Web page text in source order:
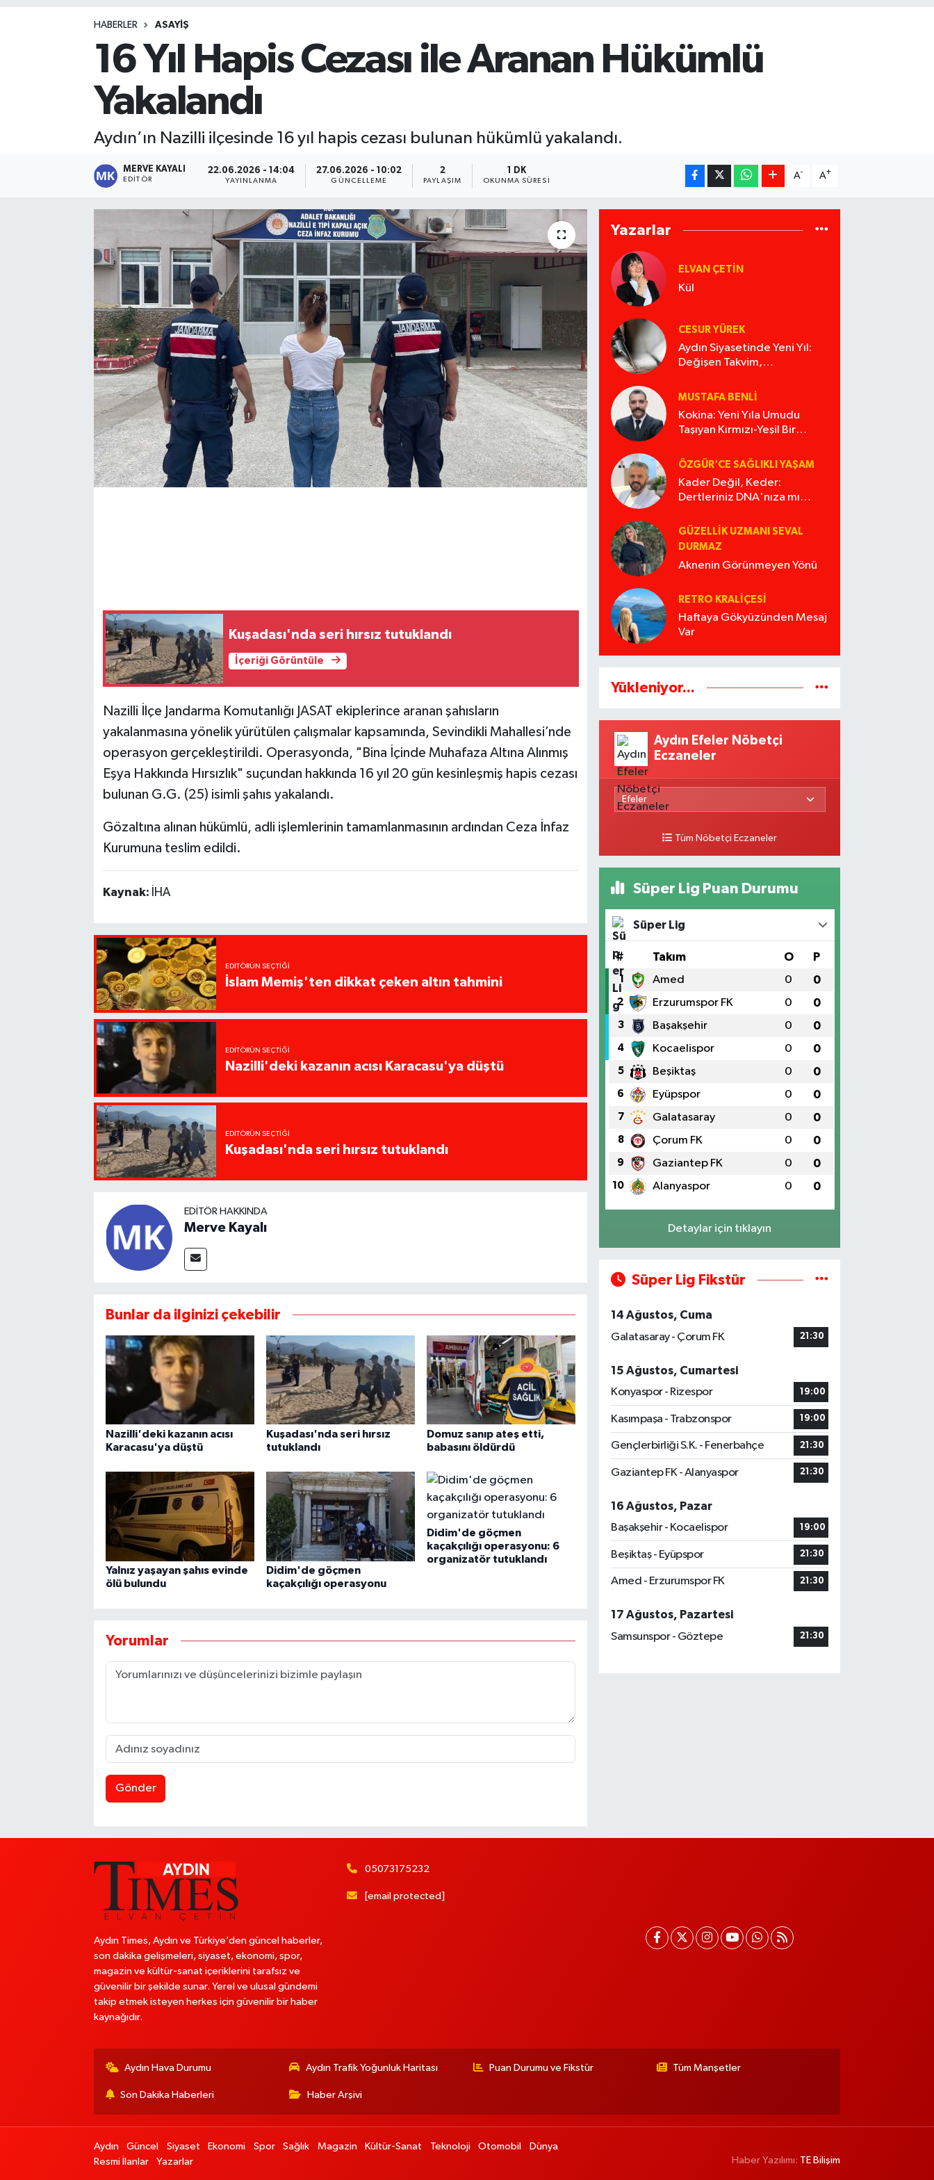
HABERLER ASAYIŞ
16 Yıl Hapis Cezası ile Aranan Hükümlü
Yakalandı
Aydın’ın Nazilli ilçesinde 16 yıl hapis cezası bulunan hükümlü yakalandı.
MERVE KAYALI
EDITÖR
22.06.2026 - 14:04
YAYINLANMA
27.06.2026 - 10:02
GÜNCELLEME
2
PAYLAŞIM
1 DK
OKUNMA SÜRESI
A- A+
Kuşadası'nda seri hırsız tutuklandı
İçeriği Görüntüle
Nazilli İlçe Jandarma Komutanlığı JASAT ekiplerince aranan şahısların
yakalanmasına yönelik yürütülen çalışmalar kapsamında, Sevindikli Mahallesi’nde
operasyon gerçekleştirildi. Operasyonda, "Bina İçinde Muhafaza Altına Alınmış
Eşya Hakkında Hırsızlık" suçundan hakkında 16 yıl 20 gün kesinleşmiş hapis cezası
bulunan G.G. (25) isimli şahıs yakalandı.
Gözaltına alınan hükümlü, adli işlemlerinin tamamlanmasının ardından Ceza İnfaz
Kurumuna teslim edildi.
Kaynak: İHA
EDITÖRÜN SEÇTIĞI
İslam Memiş'ten dikkat çeken altın tahmini
EDITÖRÜN SEÇTIĞI
Nazilli'deki kazanın acısı Karacasu'ya düştü
EDITÖRÜN SEÇTIĞI
Kuşadası'nda seri hırsız tutuklandı
EDITÖR HAKKINDA
Merve Kayalı
Bunlar da ilginizi çekebilir
Nazilli'deki kazanın acısı
Karacasu'ya düştü
Kuşadası'nda seri hırsız
tutuklandı
Domuz sanıp ateş etti,
babasını öldürdü
Yalnız yaşayan şahıs evinde
ölü bulundu
Didim'de göçmen
kaçakçılığı operasyonu
Didim'de göçmen
kaçakçılığı operasyonu: 6
organizatör tutuklandı
Yorumlar
Gönder
Yazarlar
ELVAN ÇETIN
Kül
CESUR YÜREK
Aydın Siyasetinde Yeni Yıl:
Değişen Takvim,
MUSTAFA BENLI
Kokina: Yeni Yıla Umudu
Taşıyan Kırmızı-Yeşil Bir
ÖZGÜR'CE SAĞLIKLI YAŞAM
Kader Değil, Keder:
Dertleriniz DNA'nıza mı
GÜZELLIK UZMANI SEVAL
DURMAZ
Aknenin Görünmeyen Yönü
RETRO KRALIÇESI
Haftaya Gökyüzünden Mesaj
Var
Yükleniyor...
Aydın Efeler Nöbetçi
Eczaneler
Tüm Nöbetçi Eczaneler
Süper Lig Puan Durumu
Süper Lig
# Takım O P
1 Amed 0 0
2 Erzurumspor FK 0 0
3 Başakşehir 0 0
4 Kocaelispor 0 0
5 Beşiktaş 0 0
6 Eyüpspor 0 0
7 Galatasaray 0 0
8 Çorum FK 0 0
9 Gaziantep FK 0 0
10 Alanyaspor 0 0
Detaylar için tıklayın
Süper Lig Fikstür
14 Ağustos, Cuma
Galatasaray - Çorum FK
21:30
15 Ağustos, Cumartesi
Konyaspor - Rizespor
19:00
Kasımpaşa - Trabzonspor 19:00
Gençlerbirliği S.K. - Fenerbahçe 21:30
Gaziantep FK - Alanyaspor 21:30
16 Ağustos, Pazar
Başakşehir - Kocaelispor
19:00
Beşiktaş - Eyüpspor 21:30
Amed - Erzurumspor FK 21:30
17 Ağustos, Pazartesi
Samsunspor - Göztepe
21:30
Aydın Times, Aydın ve Türkiye’den güncel haberler,
son dakika gelişmeleri, siyaset, ekonomi, spor,
magazin ve kültür-sanat içeriklerini tarafsız ve
güvenilir bir şekilde sunar. Yerel ve ulusal gündemi
takip etmek isteyen herkes için güvenilir bir haber
kaynağıdır.
05073175232
[email protected]
Aydın Hava Durumu Aydın Trafik Yoğunluk Haritası Puan Durumu ve Fikstür Tüm Manşetler
Son Dakika Haberleri Haber Arşivi
Aydın Güncel Siyaset Ekonomi Spor Sağlık Magazin Kültür-Sanat Teknoloji Otomobil
Dünya
Resmi İlanlar
Yazarlar Haber Yazılımı: TE Bilişim